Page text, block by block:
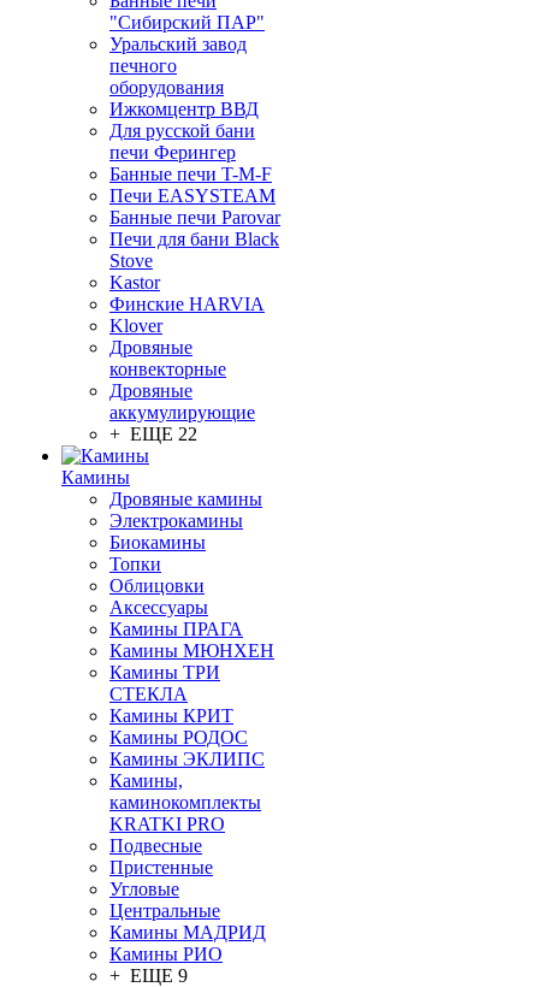
"Сибирский ПАР"
Уральский завод
печного
оборудования
Ижкомцентр ВВД
Для русской бани
печи Ферингер
Банные печи T-M-F
Печи EASYSTEAM
Банные печи Parovar
Печи для бани Black
Stove
Kastor
Финские HARVIA
Klover
Дровяные
конвекторные
Дровяные
аккумулирующие
+ ЕЩЕ 22
Камины
Дровяные камины
Электрокамины
Биокамины
Топки
Облицовки
Аксессуары
Камины ПРАГА
Камины МЮНХЕН
Камины ТРИ
СТЕКЛА
Камины КРИТ
Камины РОДОС
Камины ЭКЛИПС
Камины,
каминокомплекты
KRATKI PRO
Подвесные
Пристенные
Угловые
Центральные
Камины МАДРИД
Камины РИО
+ ЕЩЕ 9